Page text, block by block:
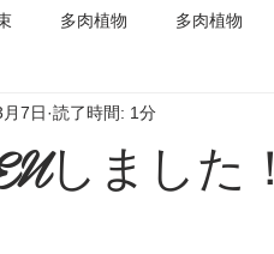
多肉植物 多肉植物
しました！
7日 読了時間: 1分